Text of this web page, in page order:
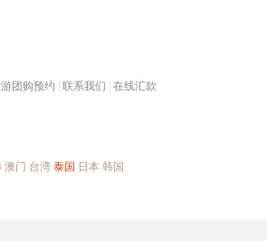
团购预约 联系我们 在线汇款
澳门 台湾 泰国 日本 韩国